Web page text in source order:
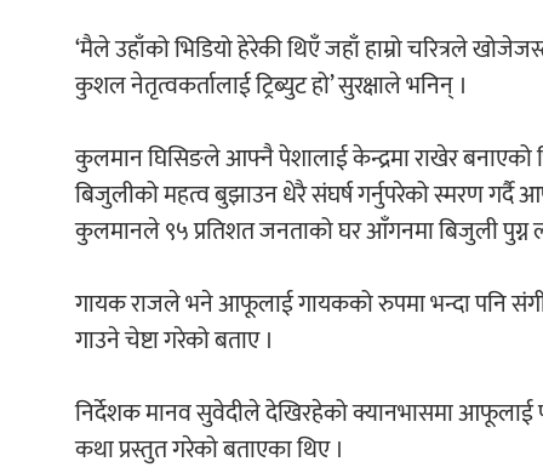
‘मैले उहाँको भिडियो हेरेकी थिएँ जहाँ हाम्रो चरित्रले
कुशल नेतृत्वकर्तालाई ट्रिब्युट हो’ सुरक्षाले भनिन् ।
कुलमान घिसिङले आफ्नै पेशालाई केन्द्रमा राखेर बनाएको
बिजुलीको महत्व बुझाउन धेरै संघर्ष गर्नुपरेको स्मरण गर्दै
कुलमानले ९५ प्रतिशत जनताको घर आँगनमा बिजुली पुग्न
गायक राजले भने आफूलाई गायकको रुपमा भन्दा पनि
गाउने चेष्टा गरेको बताए ।
निर्देशक मानव सुवेदीले देखिरहेको क्यानभासमा
कथा प्रस्तुत गरेको बताएका थिए ।